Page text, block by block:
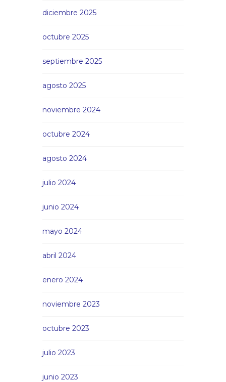
diciembre 2025
octubre 2025
septiembre 2025
agosto 2025
noviembre 2024
octubre 2024
agosto 2024
julio 2024
junio 2024
mayo 2024
abril 2024
enero 2024
noviembre 2023
octubre 2023
julio 2023
junio 2023